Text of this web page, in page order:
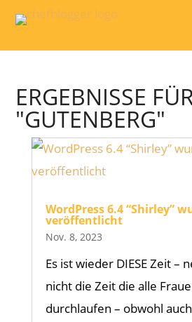
ERGEBNISSE
"GUTENBERG"
WordPress 6.4 “Shirley”
veröffentlicht
Nov. 8, 2023
Es ist wieder DIESE Zeit –
nicht die Zeit die alle
durchlaufen – obwohl